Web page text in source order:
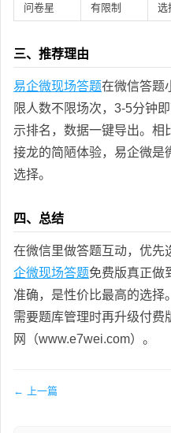
问卷星 有限制 选
三、推荐理由
易企微现场答题在微信答题
限人数不限场次，3-5分钟
示排名，数据一键导出。相
接龙的简陋体验，易企微是
选择。
四、总结
在微信里做答题互动，优先
企微现场答题免费版真正做
准确，是性价比最高的选择
需要题库管理时再升级付费
网（www.e7wei.com）。
← 上一篇